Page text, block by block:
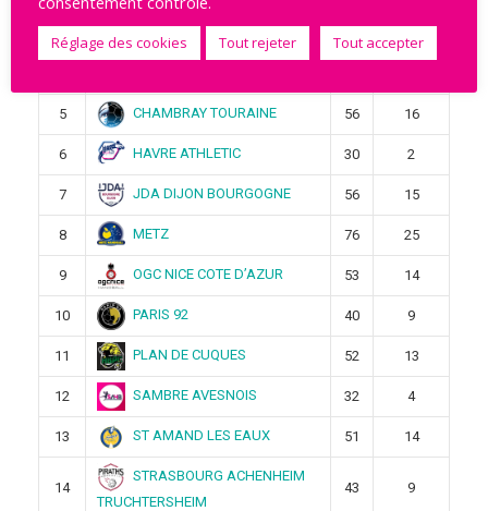
5 CHAMBRAY TOURAINE 56 16
6 HAVRE ATHLETIC 30 2
7 JDA DIJON BOURGOGNE 56 15
8 METZ 76 25
9 OGC NICE COTE D’AZUR 53 14
10 PARIS 92 40 9
11 PLAN DE CUQUES 52 13
12 SAMBRE AVESNOIS 32 4
13 ST AMAND LES EAUX 51 14
14
STRASBOURG ACHENHEIM
TRUCHTERSHEIM
43 9
Réglage des cookies Tout rejeter Tout accepter